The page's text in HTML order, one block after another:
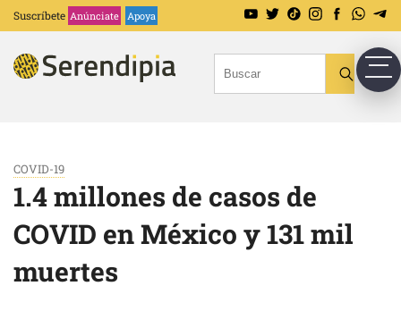
Suscríbete Anúnciate Apoya
COVID-19
1.4 millones de casos de
COVID en México y 131 mil
muertes